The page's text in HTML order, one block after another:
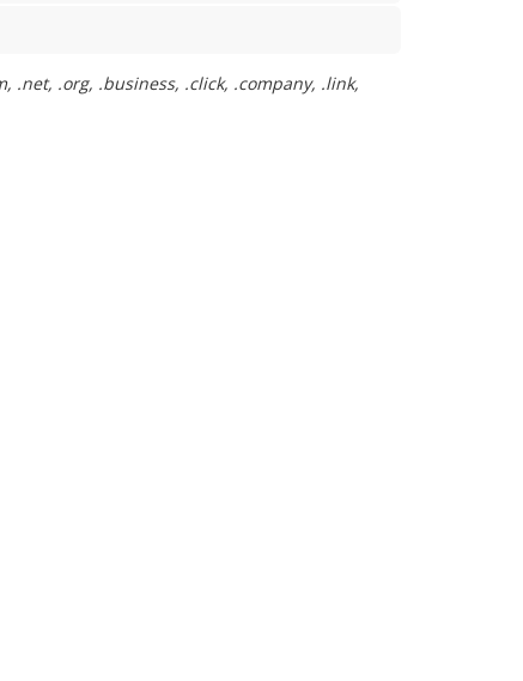
.net, .org, .business, .click, .company, .link,